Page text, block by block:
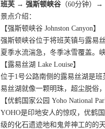
班芙 → 强斯顿峡谷 （60分钟）→
景点介绍：
【强斯顿峡谷 Johnston Canyon】
强斯顿峡谷位于将班芙镇与露易
夏季水流湍急，冬季冰雪覆盖。
【露易丝湖 Lake Louise】
位于1号公路南侧的露易丝湖是
易丝湖就像一颗明珠，超尘脱俗
【优鹤国家公园 Yoho National
YOHO是印地安人的惊叹，优鹤
级的化石遗迹地和鬼斧神工的的